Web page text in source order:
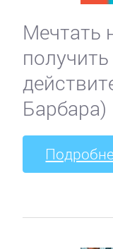
Мечтать
получить
Барбара)